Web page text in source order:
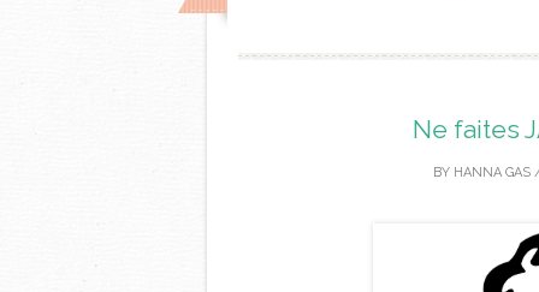
Ne faites
BY HANNA GAS